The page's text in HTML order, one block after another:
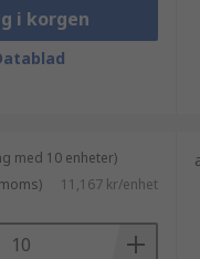
i korgen
med 10 enheter)
11,167 kr/enhet